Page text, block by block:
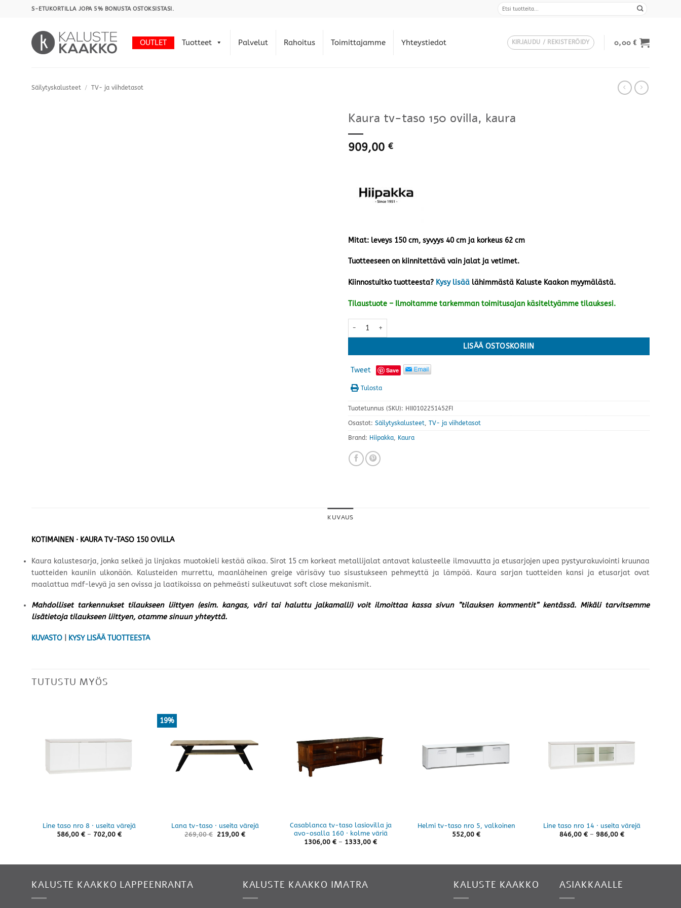
S-ETUKORTILLA JOPA 5% BONUSTA OSTOKSISTASI.
OUTLET Tuotteet Palvelut Rahoitus Toimittajamme Yhteystiedot KIRJAUDU / REKISTERÖIDY 0,00€
Säilytyskalusteet / TV- ja viihdetasot
Kaura tv-taso 150 ovilla, kaura
909,00 €
Mitat: leveys 150 cm, syvyys 40 cm ja korkeus 62 cm
Tuotteeseen on kiinnitettävä vain jalat ja vetimet.
Kiinnostuitko tuotteesta? Kysy lisää lähimmästä Kaluste Kaakon myymälästä.
Tilaustuote – Ilmoitamme tarkemman toimitusajan käsiteltyämme tilauksesi.
Kaura tv-taso 150 ovilla, kaura määrä
LISÄÄ OSTOSKORIIN
Tweet Save
Tulosta
Tuotetunnus (SKU): HII0102251452FI
Osastot: Säilytyskalusteet, TV- ja viihdetasot
Brand: Hiipakka, Kaura
KUVAUS
KOTIMAINEN · KAURA TV-TASO 150 OVILLA
Kaura kalustesarja, jonka selkeä ja linjakas muotokieli kestää aikaa. Sirot 15 cm korkeat metallijalat antavat kalusteelle ilmavuutta ja etusarjojen upea pystyurakuviointi kruunaa
tuotteiden kauniin ulkonäön. Kalusteiden murrettu, maanläheinen greige värisävy tuo sisustukseen pehmeyttä ja lämpöä. Kaura sarjan tuotteiden kansi ja etusarjat ovat
maalattua mdf-levyä ja sen ovissa ja laatikoissa on pehmeästi sulkeutuvat soft close mekanismit.
Mahdolliset tarkennukset tilaukseen liittyen (esim. kangas, väri tai haluttu jalkamalli) voit ilmoittaa kassa sivun ”tilauksen kommentit” kentässä. Mikäli tarvitsemme
lisätietoja tilaukseen liittyen, otamme sinuun yhteyttä.
KUVASTO KYSY LISÄÄ TUOTTEESTA
TUTUSTU MYÖS
Line taso nro 8 · useita värejä
586,00 € – 702,00 €Hintaluokka:
19%
Lana tv-taso · useita värejä
269,00€ 219,00 €
Casablanca tv-taso lasiovilla ja
avo-osalla 160 · kolme väriä
1306,00 € – 1333,00 €Hintaluokka:
Helmi tv-taso nro 5, valkoinen
552,00 €
Line taso nro 14 · useita värejä
846,00 € – 986,00 €Hintaluokka:
KALUSTE KAAKKO LAPPEENRANTA KALUSTE KAAKKO IMATRA KALUSTE KAAKKO ASIAKKAALLE